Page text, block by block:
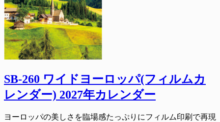
SB-260 ワイドヨーロッパ(フィルムカ
レンダー) 2027年カレンダー
ヨーロッパの美しさを臨場感たっぷりにフィルム印刷で再現